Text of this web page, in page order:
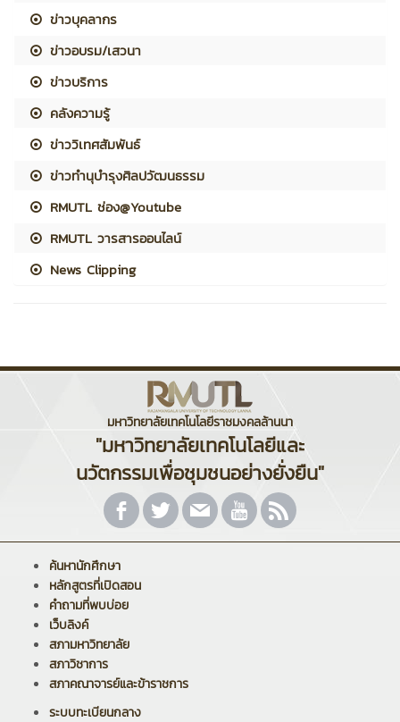
ข่าวบุคลากร
ข่าวอบรม/เสวนา
ข่าวบริการ
คลังความรู้
ข่าววิเทศสัมพันธ์
ข่าวทำนุบำรุงศิลปวัฒนธรรม
RMUTL ช่อง@Youtube
RMUTL วารสารออนไลน์
News Clipping
มหาวิทยาลัยเทคโนโลยีราชมงคลล้านนา
"มหาวิทยาลัยเทคโนโลยีและ
นวัตกรรมเพื่อชุมชนอย่างยั่งยืน"
ค้นหานักศึกษา
หลักสูตรที่เปิดสอน
คำถามที่พบบ่อย
เว็บลิงค์
สภามหาวิทยาลัย
สภาวิชาการ
สภาคณาจารย์และข้าราชการ
ระบบทะเบียนกลาง